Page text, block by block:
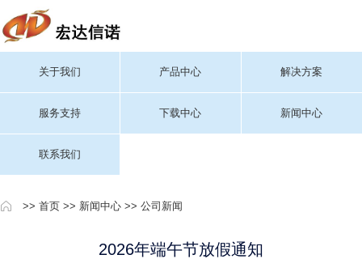
关于我们 产品中心 解决方案
服务支持 下载中心 新闻中心
联系我们
>> 首页 >> 新闻中心 >> 公司新闻
2026年端午节放假通知